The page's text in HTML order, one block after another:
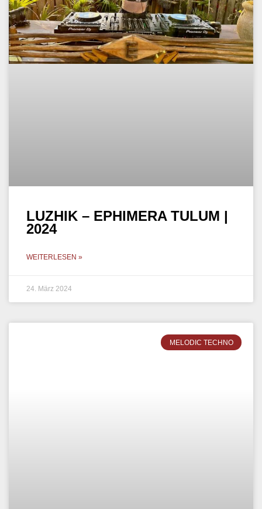
LUZHIK – EPHIMERA TULUM |
2024
WEITERLESEN »
24. März 2024
MELODIC TECHNO